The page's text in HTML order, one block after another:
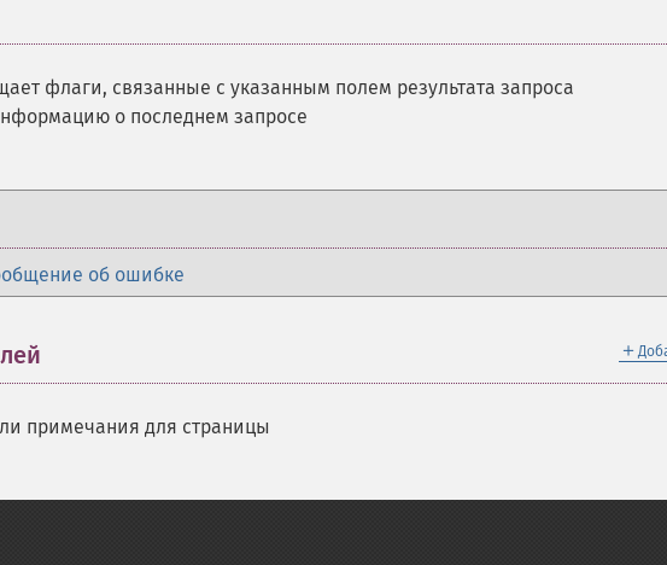
флаги, связанные с указанным полем результата запроса
о последнем запросе
об ошибке
＋
примечания для страницы